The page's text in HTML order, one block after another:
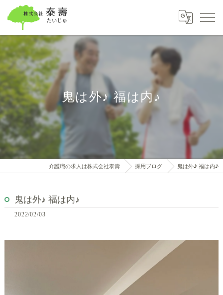
鬼は外♪ 福は内♪
介護職の求人は株式会社泰壽 採用ブログ 鬼は外♪ 福は内♪
鬼は外♪ 福は内♪
2022/02/03